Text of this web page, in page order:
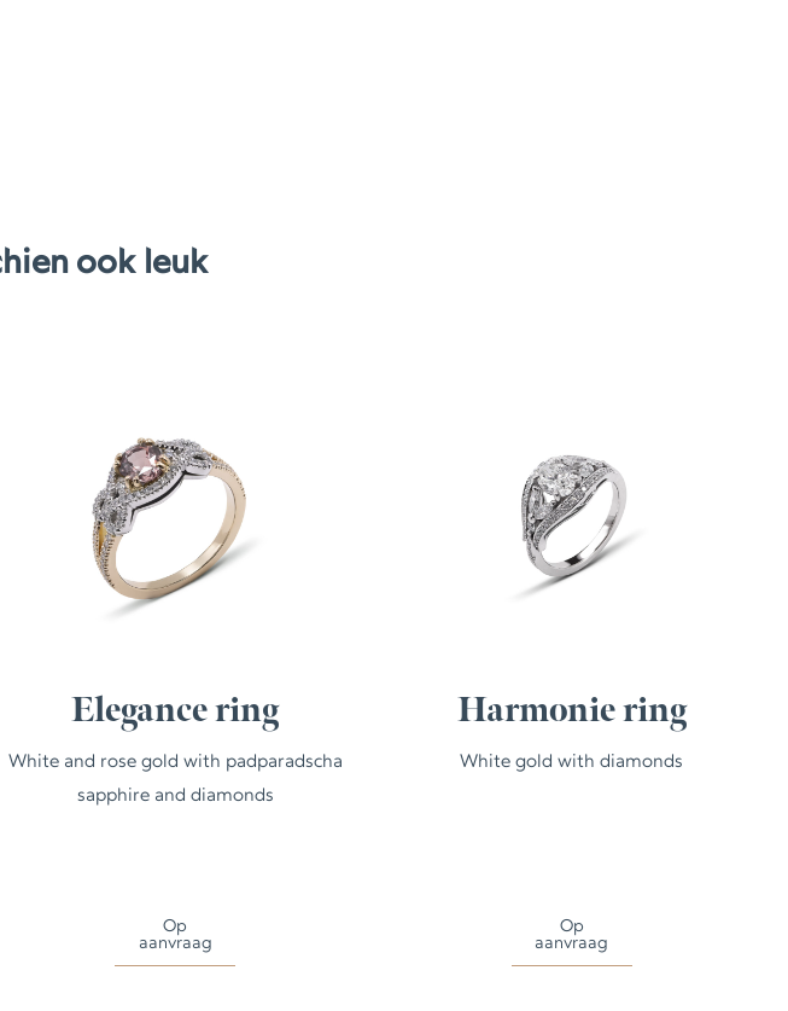
ook leuk
Elegance ring
White and rose gold with padparadscha
sapphire and diamonds
Op
aanvraag
Harmonie ring
White gold with diamonds
Op
aanvraag